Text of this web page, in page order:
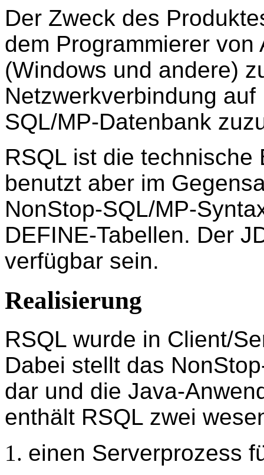
Der Zweck des
dem Programmierer
(Windows und andere)
Netzwerkverbindung
SQL/MP-Datenbank
RSQL ist die
benutzt aber im
NonStop-SQL/MP-
DEFINE-Tabellen. Der
verfügbar sein.
Realisierung
RSQL wurde in Client/
Dabei stellt das
dar und die Java-
enthält RSQL zwei
einen Serverprozess